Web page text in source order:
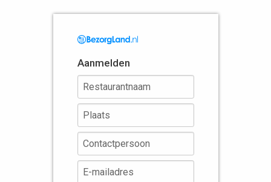
Aanmelden